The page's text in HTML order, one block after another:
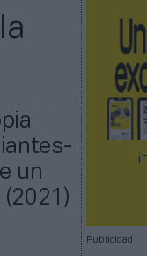
un
Publicidad